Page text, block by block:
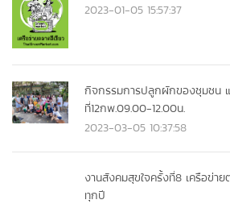
2023-01-05 15:57:37
กิจกรรมการปลูกผักของชุมชน
ที่12กพ.09.00-12.00น.
2023-03-05 10:37:58
งานสังคมสุขใจครั้งที่8 เครือข่าย
ทุกปี